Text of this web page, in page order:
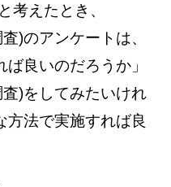
考えたとき、
)のアンケートは、
良いのだろうか」
査)をしてみたいけれ
方法で実施すれば良